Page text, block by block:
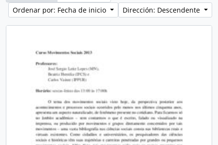
Ordenar por: Fecha de inicio
Dirección: Descendente